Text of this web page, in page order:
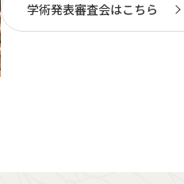
学術発表審査会はこちら